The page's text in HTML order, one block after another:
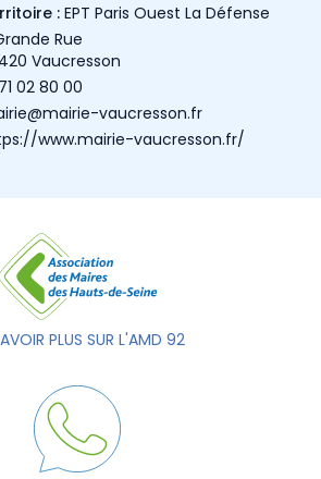
: EPT Paris Ouest La Défense
Rue
Vaucresson
02 80 00
vaucresson.fr
www.mairie-vaucresson.fr/
PLUS SUR L'AMD 92